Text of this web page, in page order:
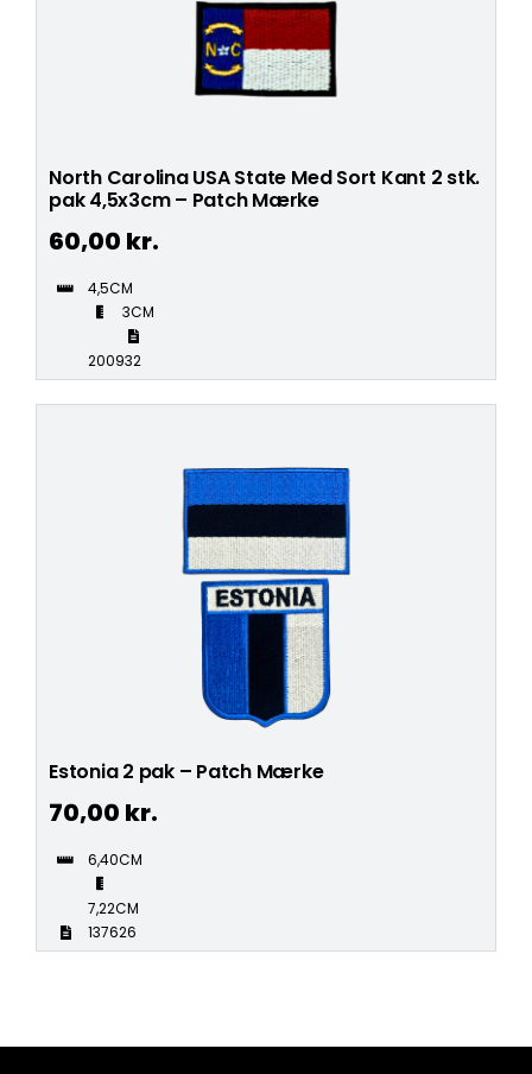
North Carolina USA State Med Sort Kant 2 stk.
pak 4,5x3cm – Patch Mærke
60,00 kr.
4,5CM
3CM
200932
Estonia 2 pak – Patch Mærke
70,00 kr.
6,40CM
7,22CM
137626